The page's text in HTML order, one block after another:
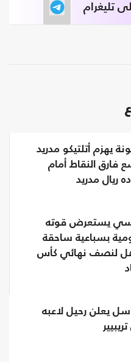
تليغرام
يهزم أتلتيكو مدريد
فارق النقاط أمام
ريال مدريد
يستعرض قوته
بسباعية ساحقة
لنصف نهائي كأس
يعلن رحيل لاعبه